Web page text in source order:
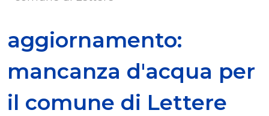
aggiornamento:
mancanza d'acqua per
il comune di Lettere